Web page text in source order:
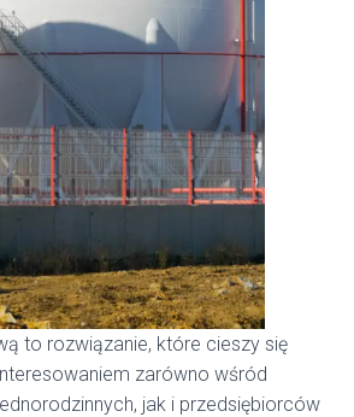
to rozwiązanie, które cieszy się
zarówno wśród
jak i przedsiębiorców